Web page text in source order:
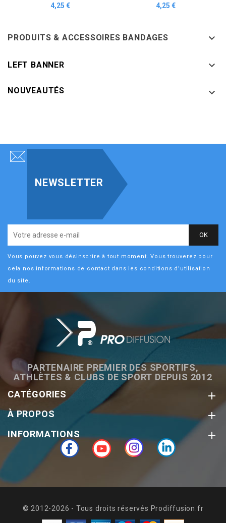
Prix
4,25 €
Prix
4,25 €
PRODUITS & ACCESSOIRES BANDAGES 
LEFT BANNER 
NOUVEAUTÉS 
NEWSLETTER
Vous pouvez vous désinscrire à tout moment. Vous trouverez pour
cela nos informations de contact dans les conditions d'utilisation
du site.
PARTENAIRE PREMIER DES SPORTIFS,
ATHLÈTES & CLUBS DE SPORT DEPUIS 2012
Facebook YouTube InstagramLinkedIn
CATÉGORIES 
À PROPOS 
INFORMATIONS 
© 2012-2026 - Tous droits réservés Prodiffusion.fr